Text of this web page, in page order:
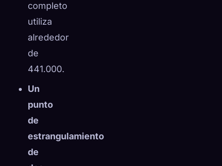
completo
utiliza
alrededor
de
441.000.
Un
punto
de
estrangulamiento
de